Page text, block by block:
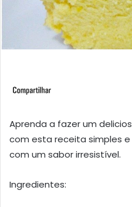
Aprenda a fazer um
com esta receita simples
com um sabor irresistível.
Ingredientes: